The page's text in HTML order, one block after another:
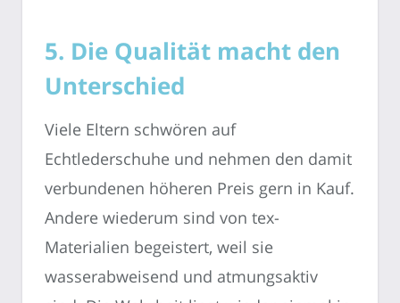
5. Die Qualität macht den
Unterschied
Viele Eltern schwören auf
Echtlederschuhe und nehmen den damit
verbundenen höheren Preis gern in Kauf.
Andere wiederum sind von tex-
Materialien begeistert, weil sie
wasserabweisend und atmungsaktiv